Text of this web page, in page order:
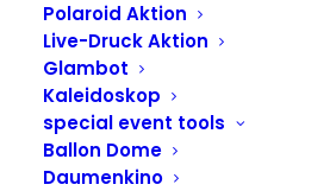
Polaroid Aktion
Live-Druck Aktion
Glambot
Kaleidoskop
special event tools
Ballon Dome
Daumenkino
UNSERE